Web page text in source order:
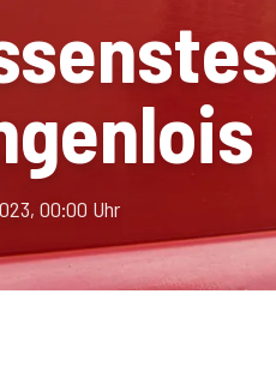
00:00 Uhr